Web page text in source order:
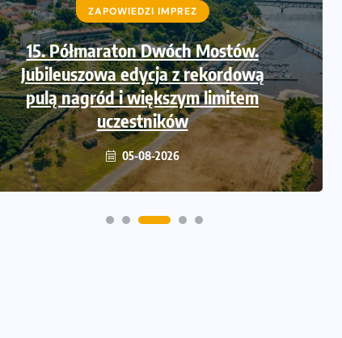
ZAPOWIEDZI IMPREZ
Trasa 48. Maratonu
Warszawskiego odkryta.
Sprawdzony przebieg i profil
stworzony do szybkiego biegania
05-08-2026